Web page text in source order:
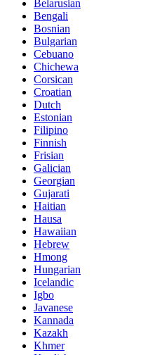
Belarusian
Bengali
Bosnian
Bulgarian
Cebuano
Chichewa
Corsican
Croatian
Dutch
Estonian
Filipino
Finnish
Frisian
Galician
Georgian
Gujarati
Haitian
Hausa
Hawaiian
Hebrew
Hmong
Hungarian
Icelandic
Igbo
Javanese
Kannada
Kazakh
Khmer